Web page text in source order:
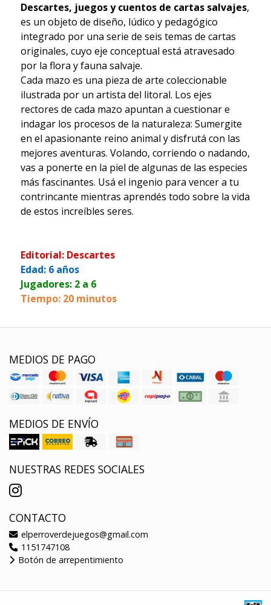
Descartes, juegos y cuentos de cartas salvajes,
es un objeto de diseño, lúdico y pedagógico
integrado por una serie de seis temas de cartas
originales, cuyo eje conceptual está atravesado
por la flora y fauna salvaje.
Cada mazo es una pieza de arte coleccionable
ilustrada por un artista del litoral. Los ejes
rectores de cada mazo apuntan a cuestionar e
indagar los procesos de la naturaleza: Sumergite
en el apasionante reino animal y disfrutá con las
mejores aventuras. Volando, corriendo o nadando,
vas a ponerte en la piel de algunas de las especies
más fascinantes. Usá el ingenio para vencer a tu
contrincante mientras aprendés todo sobre la vida
de estos increíbles seres.
Editorial: Descartes
Edad: 6 años
Jugadores: 2 a 6
Tiempo: 20 minutos
MEDIOS DE PAGO
MEDIOS DE ENVÍO
NUESTRAS REDES SOCIALES
CONTACTO
elperroverdejuegos@gmail.com
1151747108
Botón de arrepentimiento